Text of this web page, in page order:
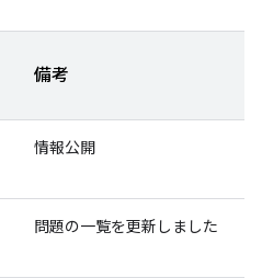
備考
情報公開
問題の一覧を更新しました